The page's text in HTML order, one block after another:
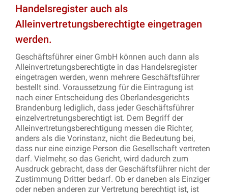
Handelsregister auch als
Alleinvertretungsberechtigte eingetragen
werden.
Geschäftsführer einer GmbH können auch dann als
Alleinvertretungsberechtigte in das Handelsregister
eingetragen werden, wenn mehrere Geschäftsführer
bestellt sind. Voraussetzung für die Eintragung ist
nach einer Entscheidung des Oberlandesgerichts
Brandenburg lediglich, dass jeder Geschäftsführer
einzelvertretungsberechtigt ist. Dem Begriff der
Alleinvertretungsberechtigung messen die Richter,
anders als die Vorinstanz, nicht die Bedeutung bei,
dass nur eine einzige Person die Gesellschaft vertreten
darf. Vielmehr, so das Gericht, wird dadurch zum
Ausdruck gebracht, dass der Geschäftsführer nicht der
Zustimmung Dritter bedarf. Ob er daneben als Einziger
oder neben anderen zur Vertretung berechtigt ist, ist